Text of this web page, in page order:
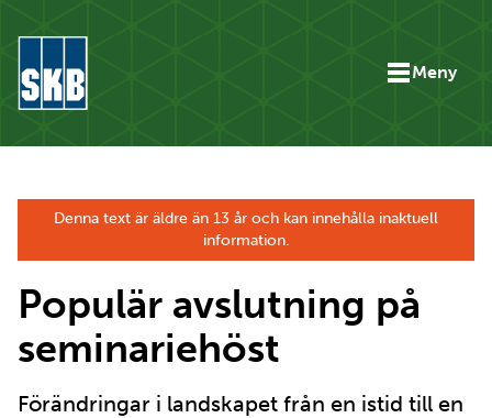
Meny
Denna text är äldre än 13 år och kan innehålla inaktuell
information.
Populär avslutning på
seminariehöst
Förändringar i landskapet från en istid till en